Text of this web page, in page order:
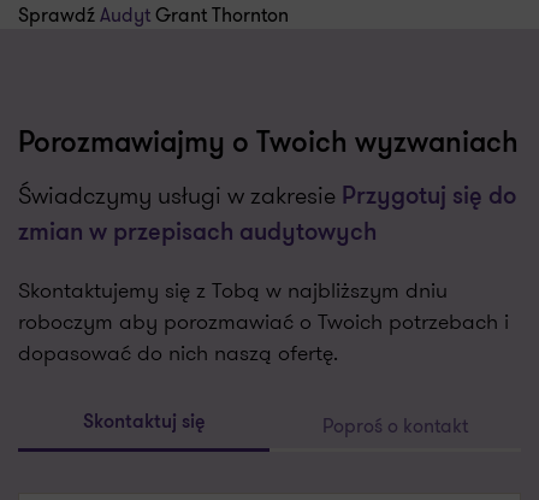
SprawdźAudyt Grant Thornton
Porozmawiajmy o Twoich wyzwaniach
Świadczymy usługi w zakresie Przygotuj się do
zmian w przepisach audytowych
Skontaktujemy się z Tobą w najbliższym dniu
roboczym aby porozmawiać o Twoich potrzebach i
dopasować do nich naszą ofertę.
Skontaktuj się Poproś o kontakt